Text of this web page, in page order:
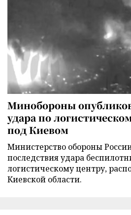
Минобороны
удара по
под Киевом
Министерство обороны
последствия удара
логистическому центру,
Киевской области.